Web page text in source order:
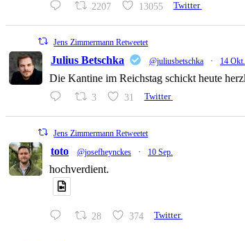
2207 13055 Twitter
Jens Zimmermann Retweetet
Julius Betschka @juliusbetschka · 14 Okt.
Die Kantine im Reichstag schickt heute
3 31 Twitter
Jens Zimmermann Retweetet
toto @josefheynckes · 10 Sep.
hochverdient.
28 374 Twitter